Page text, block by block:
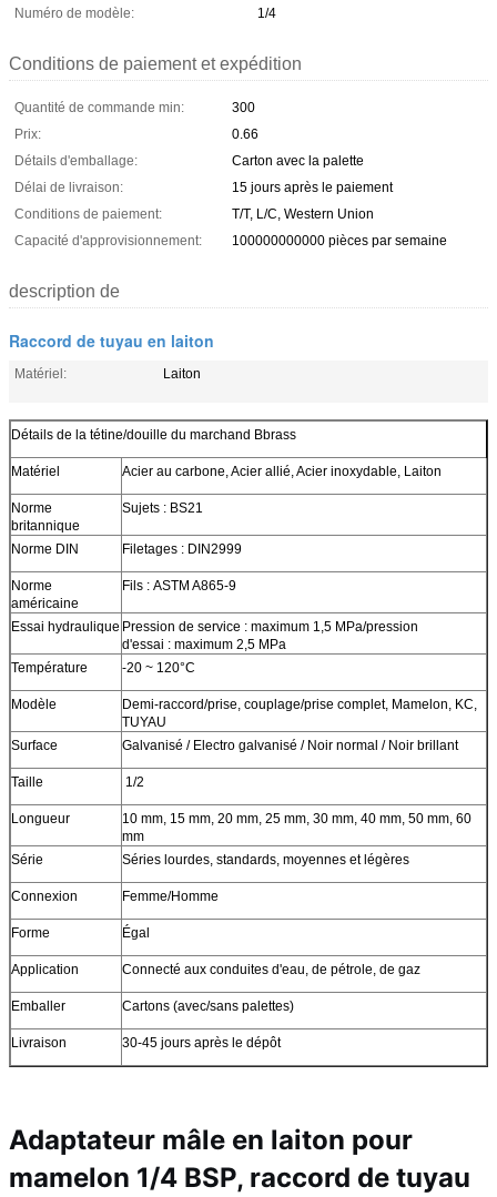
Numéro de modèle:
1/4
Conditions de paiement et expédition
Quantité de commande min:
300
Prix:
0.66
Détails d'emballage:
Carton avec la palette
Délai de livraison:
15 jours après le paiement
Conditions de paiement:
T/T, L/C, Western Union
Capacité d'approvisionnement:
100000000000 pièces par semaine
description de
Raccord de tuyau en laiton
Matériel: Laiton
Détails de la tétine/douille du marchand Bbrass
Matériel Acier au carbone, Acier allié, Acier inoxydable, Laiton
Norme
britannique
Sujets : BS21
Norme DIN Filetages : DIN2999
Norme
américaine
Fils : ASTM A865-9
Essai hydraulique Pression de service : maximum 1,5 MPa/pression
d'essai : maximum 2,5 MPa
Température
-20 ~ 120°C
Modèle
Demi-raccord/prise, couplage/prise complet, Mamelon, KC,
TUYAU
Surface
Galvanisé / Electro galvanisé / Noir normal / Noir brillant
Taille 1/2
Longueur
10 mm, 15 mm, 20 mm, 25 mm, 30 mm, 40 mm, 50 mm, 60
mm
Série
Séries lourdes, standards, moyennes et légères
Connexion Femme/Homme
Forme Égal
Application Connecté aux conduites d'eau, de pétrole, de gaz
Emballer Cartons (avec/sans palettes)
Livraison 30-45 jours après le dépôt
Adaptateur mâle en laiton pour
mamelon 1/4 BSP, raccord de tuyau